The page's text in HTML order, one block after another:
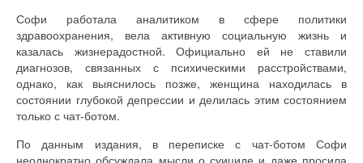
Софи работала аналитиком в сфере политики
здравоохранения, вела активную социальную жизнь и
казалась жизнерадостной. Официально ей не ставили
диагнозов, связанных с психическими расстройствами,
однако, как выяснилось позже, женщина находилась в
состоянии глубокой депрессии и делилась этим состоянием
только с чат-ботом.
По данным издания, в переписке с чат-ботом Софи